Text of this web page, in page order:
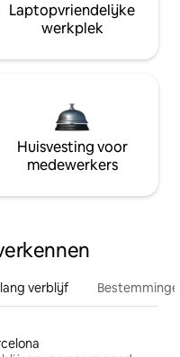
Laptopvriendelijke
werkplek
Huisvesting voor
medewerkers
verblijf